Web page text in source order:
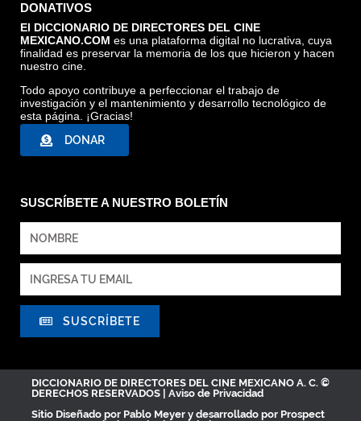
DONATIVOS
El DICCIONARIO DE DIRECTORES DEL CINE
MEXICANO.COM es una plataforma digital no lucrativa, cuya
finalidad es preservar la memoria de los que hicieron y hacen
nuestro cine.
Todo apoyo contribuye a perfeccionar el trabajo de
investigación y el mantenimiento y desarrollo tecnológico de
esta página. ¡Gracias!
DONAR
SUSCRÍBETE A NUESTRO BOLETÍN
SUSCRÍBETE
DICCIONARIO DE DIRECTORES DEL CINE MEXICANO A. C. ©
DERECHOS RESERVADOS | Aviso de Privacidad
Sitio Diseñado por Pablo Meyer y desarrollado por Prospect